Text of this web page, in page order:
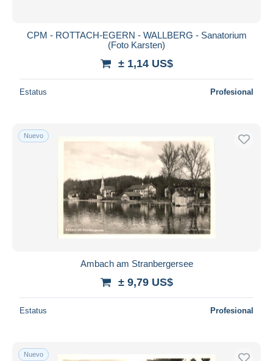
CPM - ROTTACH-EGERN - WALLBERG - Sanatorium
(Foto Karsten)
± 1,14 US$
Estatus Profesional
Nuevo
Ambach am Stranbergersee
± 9,79 US$
Estatus Profesional
Nuevo